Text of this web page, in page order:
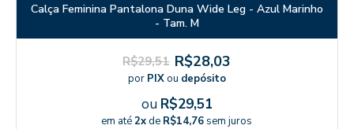
Calça Feminina Pantalona Duna Wide Leg - Azul Marinho
- Tam. M
R$29,51 R$28,03
por PIXou depósito
ou R$29,51
em até2xde R$14,76 sem juros